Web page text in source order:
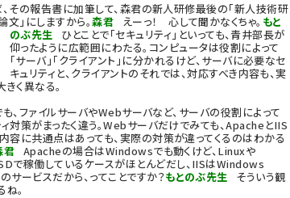
その報告書に加筆して、森君の新人研修最後の「新人技術研
文」にしますから。森君 えーっ！ 心して聞かなくちゃ。 もと
のぶ先生 ひとことで「セキュリティ」といっても、青井部長が
仰ったように広範囲にわたる。コンピュータは役割によって
「サーバ」「クライアント」に分かれるけど、サーバに必要なセ
キュリティと、クライアントのそれでは、対応すべき内容も、実
く異なる。
、ファイルサーバやWebサーバなど、サーバの役割によって
対策がまったく違う。Webサーバだけでみても、ApacheとIIS
容に共通点はあっても、実際の対策が違ってくるのはわかる
君 Apacheの場合はWindowsでも動くけど、Linuxや
で稼働しているケースがほとんどだし、IISはWindows
サービスだから、ってことですか？もとのぶ先生 そういう観
。